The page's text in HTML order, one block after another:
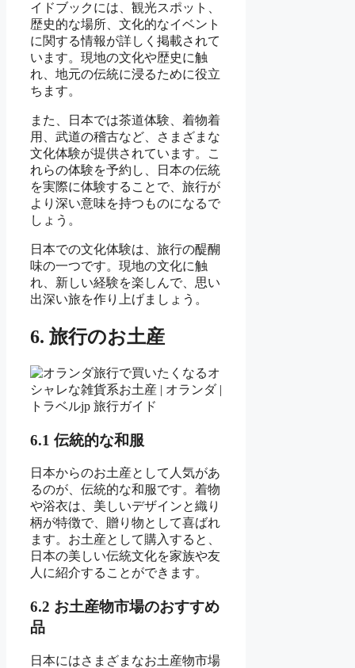
イドブックには、観光スポット、
歴史的な場所、文化的なイベント
に関する情報が詳しく掲載されて
います。現地の文化や歴史に触
れ、地元の伝統に浸るために役立
ちます。
また、日本では茶道体験、着物着
用、武道の稽古など、さまざまな
文化体験が提供されています。こ
れらの体験を予約し、日本の伝統
を実際に体験することで、旅行が
より深い意味を持つものになるで
しょう。
日本での文化体験は、旅行の醍醐
味の一つです。現地の文化に触
れ、新しい経験を楽しんで、思い
出深い旅を作り上げましょう。
6. 旅行のお土産
6.1 伝統的な和服
日本からのお土産として人気があ
るのが、伝統的な和服です。着物
や浴衣は、美しいデザインと織り
柄が特徴で、贈り物として喜ばれ
ます。お土産として購入すると、
日本の美しい伝統文化を家族や友
人に紹介することができます。
6.2 お土産物市場のおすすめ
品
日本にはさまざまなお土産物市場